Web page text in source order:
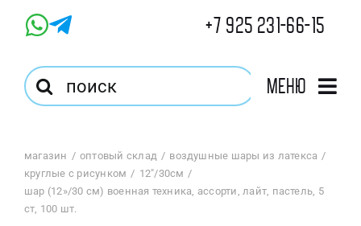
+7 925 231-66-15
Результат
поиска:
Меню
Магазин
магазин оптовый склад
воздушные шары из латекса
круглые с рисунком
12"/30см
шар (12»/30 см) военная техника, ассорти, лайт, пастель, 5
ст, 100 шт.